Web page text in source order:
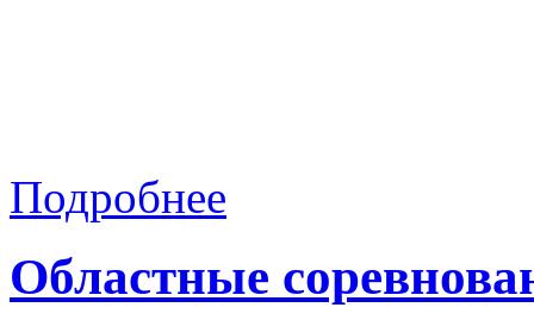
Подробнее
Областные